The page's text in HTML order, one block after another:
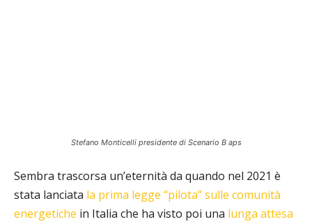
Stefano Monticelli presidente di Scenario B aps
Sembra trascorsa un’eternità da quando nel 2021 è
stata lanciata la prima legge “pilota” sulle comunità
energetiche in Italia che ha visto poi una lunga attesa